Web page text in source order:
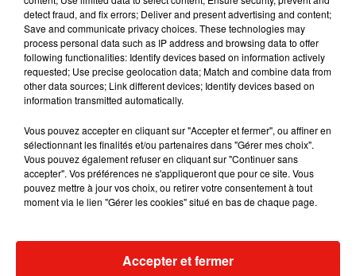
Publié : 18 novembre 2018 à 9h45 par Stéphane
Hubert
Une publication partagée par Kerry Washington (@kerrywashington)
Si ce sont les débuts de réalisatrice au cinéma
pour la comédienne de 43 ans, son expérience de
mise en scène est déjà significative à la
télévisionpuisqu’elle a déjà dirigé des épisodes
Bunny,LA to Vegasou encoreDevious Maids.
Mundo Latino
Guatemala : l'éruption du volcan
detect fraud, and fix errors; Deliver and present advertising and content;
Save and communicate privacy choices. These technologies may
process personal data such as IP address and browsing data to offer
following functionalities: Identify devices based on information actively
requested; Use precise geolocation data; Match and combine data from
other data sources; Link different devices; Identify devices based on
information transmitted automatically.
Vous pouvez accepter en cliquant sur "Accepter et fermer", ou affiner en
sélectionnant les finalités et/ou partenaires dans "Gérer mes choix".
Vous pouvez également refuser en cliquant sur "Continuer sans
accepter". Vos préférences ne s'appliqueront que pour ce site. Vous
pouvez mettre à jour vos choix, ou retirer votre consentement à tout
moment via le lien "Gérer les cookies" situé en bas de chaque page.
Accepter et fermer